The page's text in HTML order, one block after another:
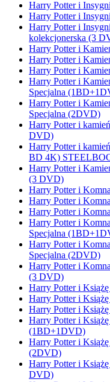
Harry Potter i
Harry Potter i
Harry Potter i
kolekcjonerska (3
Harry Potter i
Harry Potter i
Harry Potter i
Harry Potter i
Specjalna
Harry Potter i
Specjalna (2DVD)
Harry Potter i
DVD)
Harry Potter i
BD 4K)
Harry Potter i
(3 DVD)
Harry Potter i
Harry Potter i
Harry Potter i
Harry Potter i
Specjalna
Harry Potter i
Specjalna (2DVD)
Harry Potter i
(3 DVD)
Harry Potter i
Harry Potter i
Harry Potter i
Harry Potter i
(1BD+1DVD)
Harry Potter i
(2DVD)
Harry Potter i
DVD)